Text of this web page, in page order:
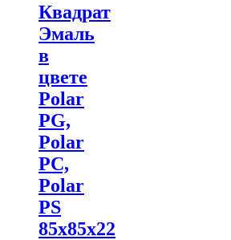
Квадрат
Эмаль
в
цвете
Polar
PG,
Polar
PC,
Polar
PS
85х85х22